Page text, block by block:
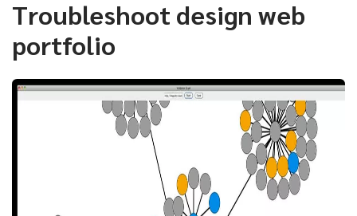
Troubleshoot design web
portfolio